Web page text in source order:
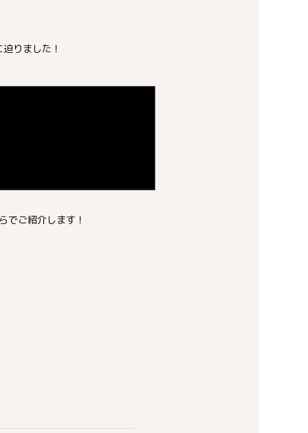
りました！
でご紹介します！